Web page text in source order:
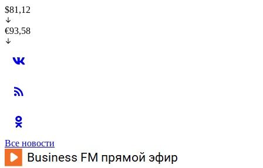
$81,12
€93,58
Все новости